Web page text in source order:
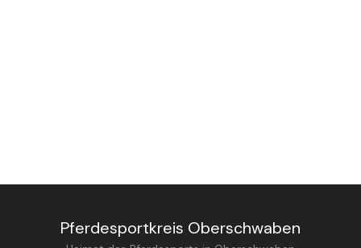
Pferdesportkreis Oberschwaben